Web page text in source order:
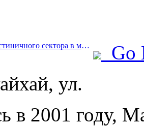
Prev:Развитие гостиничного сектора в мире в 2026 году: Шанхай занимает первое место по увеличению количества номеров.
Go
ул.
в 2001 году,